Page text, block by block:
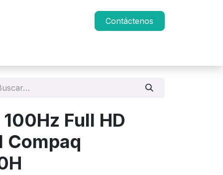
Contáctenos
Full HD
Compaq